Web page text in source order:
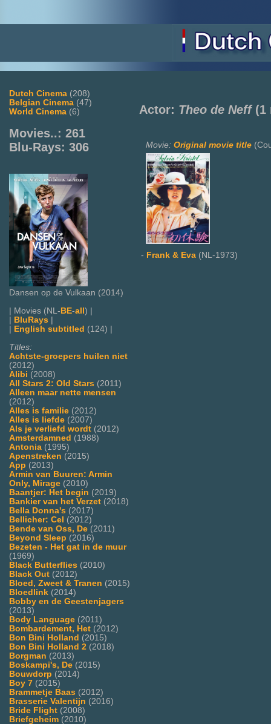
Dutch Cinema (208)
Belgian Cinema (47)
World Cinema (6)
Movies..: 261
Blu-Rays: 306
Dansen op de Vulkaan (2014)
| Movies (NL-BE-all) |
| BluRays |
| English subtitled (124) |
Titles:
Achtste-groepers huilen niet
(2012)
Alibi (2008)
All Stars 2: Old Stars (2011)
Alleen maar nette mensen
(2012)
Alles is familie (2012)
Alles is liefde (2007)
Als je verliefd wordt (2012)
Amsterdamned (1988)
Antonia (1995)
Apenstreken (2015)
App (2013)
Armin van Buuren: Armin
Only, Mirage (2010)
Baantjer: Het begin (2019)
Bankier van het Verzet (2018)
Bella Donna's (2017)
Bellicher: Cel (2012)
Bende van Oss, De (2011)
Beyond Sleep (2016)
Bezeten - Het gat in de muur
(1969)
Black Butterflies (2010)
Black Out (2012)
Bloed, Zweet & Tranen (2015)
Bloedlink (2014)
Bobby en de Geestenjagers
(2013)
Body Language (2011)
Bombardement, Het (2012)
Bon Bini Holland (2015)
Bon Bini Holland 2 (2018)
Borgman (2013)
Boskampi's, De (2015)
Bouwdorp (2014)
Boy 7 (2015)
Brammetje Baas (2012)
Brasserie Valentijn (2016)
Bride Flight (2008)
Briefgeheim (2010)
Actor: Theo de Neff(1
Movie: Original movie title
- Frank & Eva (NL-1973)